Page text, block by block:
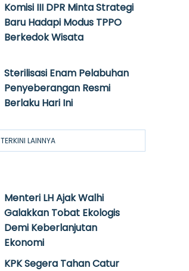
Komisi III DPR Minta Strategi
Baru Hadapi Modus TPPO
Berkedok Wisata
Sterilisasi Enam Pelabuhan
Penyeberangan Resmi
Berlaku Hari Ini
TERKINI LAINNYA
Menteri LH Ajak Walhi
Galakkan Tobat Ekologis
Demi Keberlanjutan
Ekonomi
KPK Segera Tahan Catur